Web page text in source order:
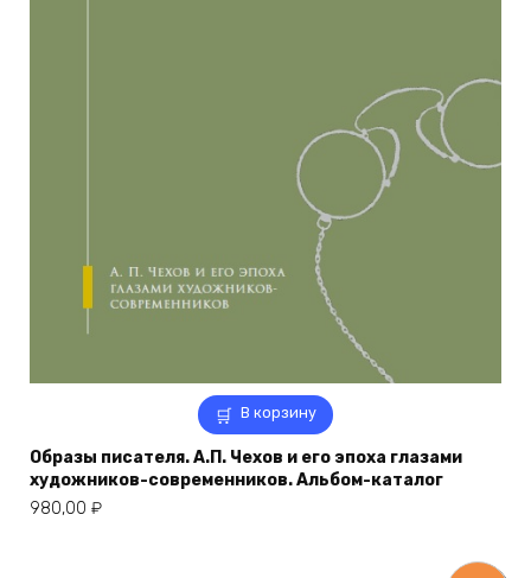
В корзину
Образы писателя. А.П. Чехов и его эпоха глазами
художников-современников. Альбом-каталог
980,00 ₽